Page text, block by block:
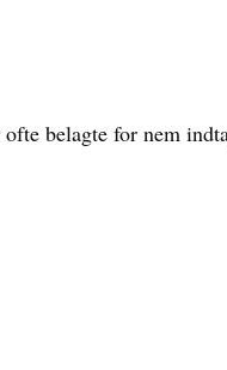
belagte for nem